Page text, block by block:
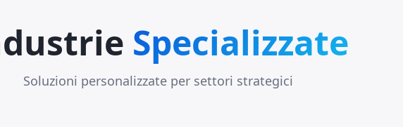
Specializzate
Soluzioni personalizzate per settori strategici